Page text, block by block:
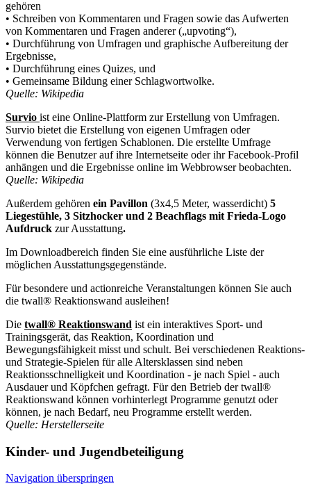
gehören
• Schreiben von Kommentaren und Fragen sowie das Aufwerten
von Kommentaren und Fragen anderer („upvoting“),
• Durchführung von Umfragen und graphische Aufbereitung der
Ergebnisse,
• Durchführung eines Quizes, und
• Gemeinsame Bildung einer Schlagwortwolke.
Quelle: Wikipedia
Survio ist eine Online-Plattform zur Erstellung von Umfragen.
Survio bietet die Erstellung von eigenen Umfragen oder
Verwendung von fertigen Schablonen. Die erstellte Umfrage
können die Benutzer auf ihre Internetseite oder ihr Facebook-Profil
anhängen und die Ergebnisse online im Webbrowser beobachten.
Quelle: Wikipedia
Außerdem gehören ein Pavillon (3x4,5 Meter, wasserdicht) 5
Liegestühle, 3 Sitzhocker und 2 Beachflags mit Frieda-Logo
Aufdruck zur Ausstattung.
Im Downloadbereich finden Sie eine ausführliche Liste der
möglichen Ausstattungsgegenstände.
Für besondere und actionreiche Veranstaltungen können Sie auch
die twall® Reaktionswand ausleihen!
Die twall® Reaktionswand ist ein interaktives Sport- und
Trainingsgerät, das Reaktion, Koordination und
Bewegungsfähigkeit misst und schult. Bei verschiedenen Reaktions-
und Strategie-Spielen für alle Altersklassen sind neben
Reaktionsschnelligkeit und Koordination - je nach Spiel - auch
Ausdauer und Köpfchen gefragt. Für den Betrieb der twall®
Reaktionswand können vorhinterlegt Programme genutzt oder
können, je nach Bedarf, neu Programme erstellt werden.
Quelle: Herstellerseite
Kinder- und Jugendbeteiligung
Navigation überspringen